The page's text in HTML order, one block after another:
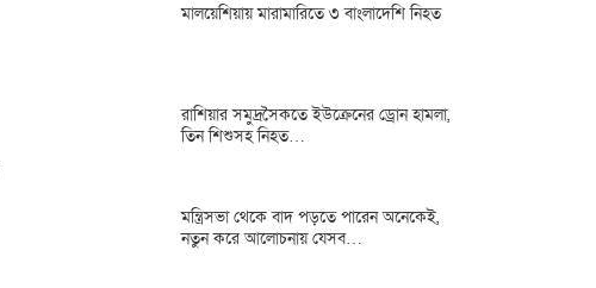
মালয়েশিয়ায় মারামারিতে ৩ বাংলাদেশি নিহত
রাশিয়ার সমুদ্রসৈকতে ইউক্রেনের ড্রোন হামলা,
তিন শিশুসহ নিহত…
মন্ত্রিসভা থেকে বাদ পড়তে পারেন অনেকেই,
নতুন করে আলোচনায় যেসব…